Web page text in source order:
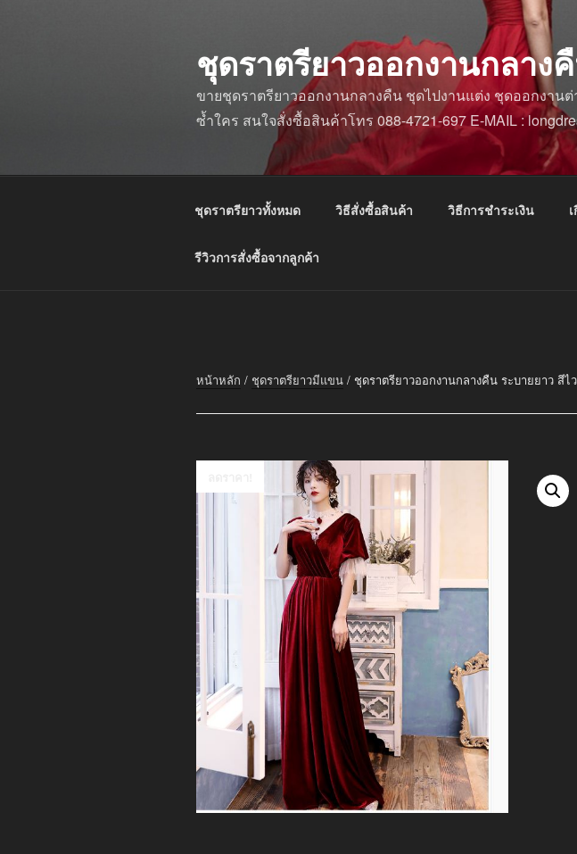
ชุดราตรียาวออกงานกลาง
ขายชุดราตรียาวออกงานกลางคืน ชุดไปงานแต่ง ชุดออกงาน
ซ้ำใคร สนใจสั่งซื้อสินค้าโทร 088-4721-697 E-MAIL :
ชุดราตรียาวทั้งหมด วิธีสั่งซื้อสินค้า วิธีการชำระเงิน
รีวิวการสั่งซื้อจากลูกค้า
หน้าหลัก / ชุดราตรียาวมีแขน / ชุดราตรียาวออกงานกลางคืน ระบายยาว สีไ